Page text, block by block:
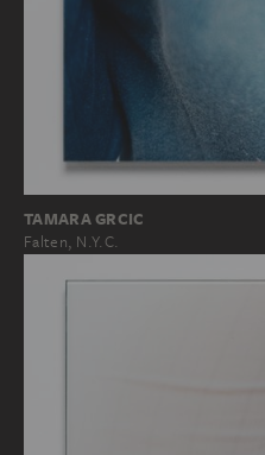
TAMARA GRCIC
Falten, N.Y.C.